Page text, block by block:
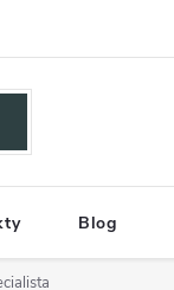
Blog